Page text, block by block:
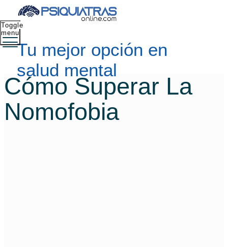
Tu mejor opción en
salud mental
Toggle
menu
Cómo Superar La
Nomofobia